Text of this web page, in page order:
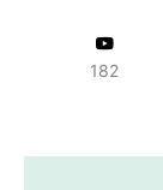
182